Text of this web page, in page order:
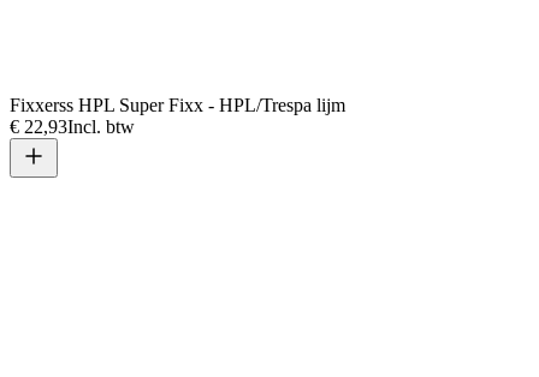
Fixxerss HPL Super Fixx - HPL/Trespa lijm
€ 22,93Incl. btw